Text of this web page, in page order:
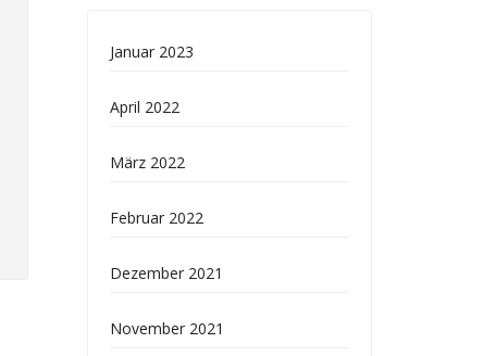
Januar 2023
April 2022
März 2022
Februar 2022
Dezember 2021
November 2021